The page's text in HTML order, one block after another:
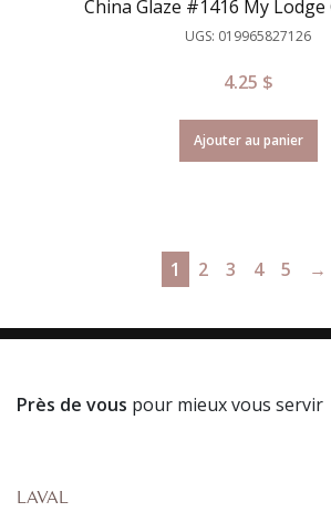
China Glaze #1416 My Lodge
UGS: 019965827126
4.25 $
Ajouter au panier
1 2 3 4 5 →
Près de vous pour mieux vous servir
LAVAL